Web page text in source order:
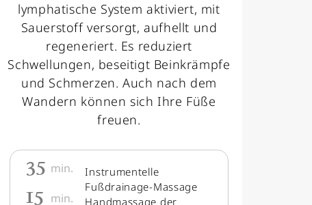
lymphatische System aktiviert, mit
Sauerstoff versorgt, aufhellt und
regeneriert. Es reduziert
Schwellungen, beseitigt Beinkrämpfe
und Schmerzen. Auch nach dem
Wandern können sich Ihre Füße
freuen.
35 min.
Instrumentelle
Fußdrainage-Massage
15 min.
Handmassage der